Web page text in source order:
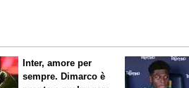
Inter, amore per
sempre. Dimarco è